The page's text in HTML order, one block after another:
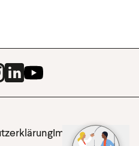
LinkedInYoutube
Impressum